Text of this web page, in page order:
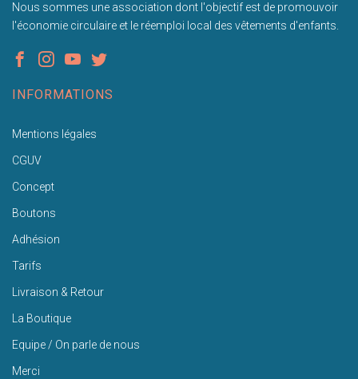
Nous sommes une association dont l'objectif est de promouvoir
l'économie circulaire et le réemploi local des vêtements d'enfants.
INFORMATIONS
Mentions légales
CGUV
Concept
Boutons
Adhésion
Tarifs
Livraison & Retour
La Boutique
Equipe / On parle de nous
Merci